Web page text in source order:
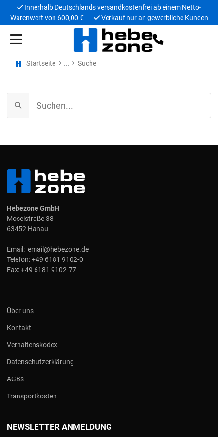
Innerhalb Deutschlands versandkostenfrei ab einem Netto-
Warenwert von 600,00 €
Verkauf nur an gewerbliche Kunden
Startseite Suche
Hebezone GmbH
Moselstraße 38
63452 Hanau
Email: email@hebezone.de
Telefon:+49 6181 9102-0
Fax:+49 6181 9102-77
Über uns
Kontakt
Verhaltenskodex
Datenschutzerklärung
AGBs
Transportkosten
NEWSLETTER ANMELDUNG